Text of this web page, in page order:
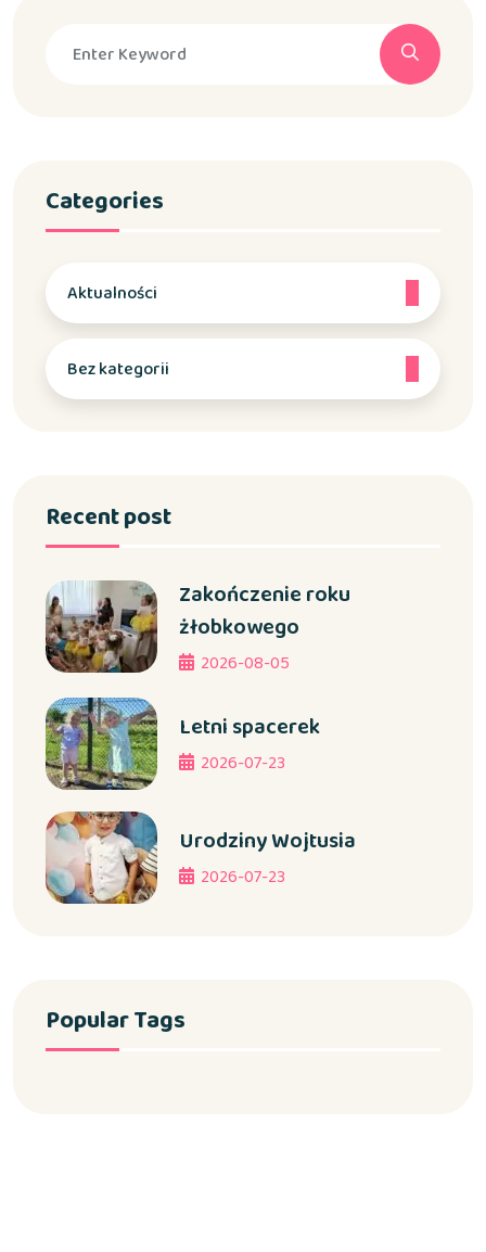
Categories
Aktualności
Bez kategorii
Recent post
Zakończenie roku
żłobkowego
2026-08-05
Letni spacerek
2026-07-23
Urodziny Wojtusia
2026-07-23
Popular Tags